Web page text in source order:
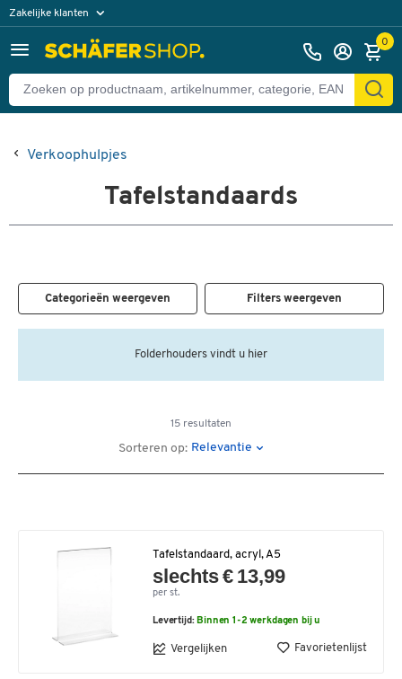
Zakelijke klanten
Particuliere klanten 0
Verkoophulpjes
Tafelstandaards
Categorieën weergeven Filters weergeven
Folderhouders vindt u hier
15 resultaten
Sorteren op: Relevantie
Tafelstandaard, acryl, A5
slechts € 13,99
per st.
Levertijd: Binnen 1-2 werkdagen bij u
Vergelijken Favorietenlijst